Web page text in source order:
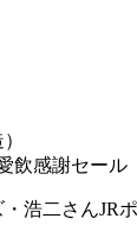
飲感謝セール